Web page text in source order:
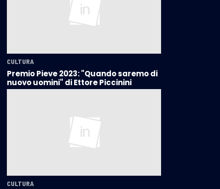
CULTURA
Premio Pieve 2023: "Quando saremo di
nuovo uomini" di Ettore Piccinini
CULTURA